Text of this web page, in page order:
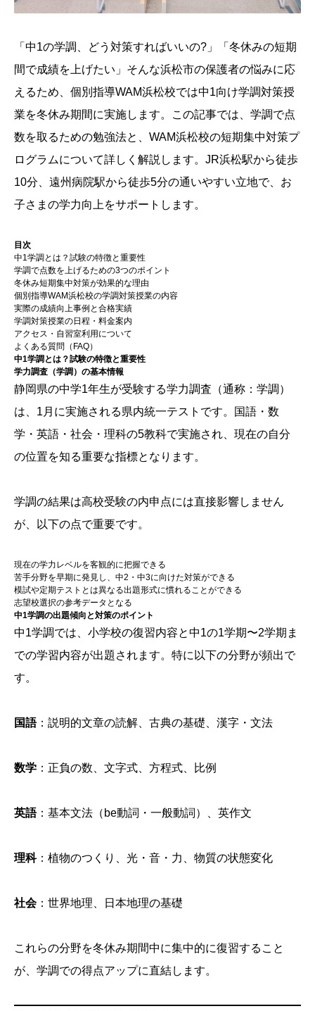
「中1の学調、どう対策すればいいの?」「冬休みの短期
間で成績を上げたい」そんな浜松市の保護者の悩みに応
えるため、個別指導WAM浜松校では中1向け学調対策授
業を冬休み期間に実施します。この記事では、学調で点
数を取るための勉強法と、WAM浜松校の短期集中対策プ
ログラムについて詳しく解説します。JR浜松駅から徒歩
10分、遠州病院駅から徒歩5分の通いやすい立地で、お
子さまの学力向上をサポートします。
目次
中1学調とは？試験の特徴と重要性
学調で点数を上げるための3つのポイント
冬休み短期集中対策が効果的な理由
個別指導WAM浜松校の学調対策授業の内容
実際の成績向上事例と合格実績
学調対策授業の日程・料金案内
アクセス・自習室利用について
よくある質問（FAQ）
中1学調とは？試験の特徴と重要性
学力調査（学調）の基本情報
静岡県の中学1年生が受験する学力調査（通称：学調）
は、1月に実施される県内統一テストです。国語・数
学・英語・社会・理科の5教科で実施され、現在の自分
の位置を知る重要な指標となります。
学調の結果は高校受験の内申点には直接影響しません
が、以下の点で重要です。
現在の学力レベルを客観的に把握できる
苦手分野を早期に発見し、中2・中3に向けた対策ができる
模試や定期テストとは異なる出題形式に慣れることができる
志望校選択の参考データとなる
中1学調の出題傾向と対策のポイント
中1学調では、小学校の復習内容と中1の1学期〜2学期ま
での学習内容が出題されます。特に以下の分野が頻出で
す。
国語：説明的文章の読解、古典の基礎、漢字・文法
数学 ：正負の数、文字式、方程式、比例
英語：基本文法（be動詞・一般動詞）、英作文
理科：植物のつくり、光・音・力、物質の状態変化
社会：世界地理、日本地理の基礎
これらの分野を冬休み期間中に集中的に復習すること
が、学調での得点アップに直結します。